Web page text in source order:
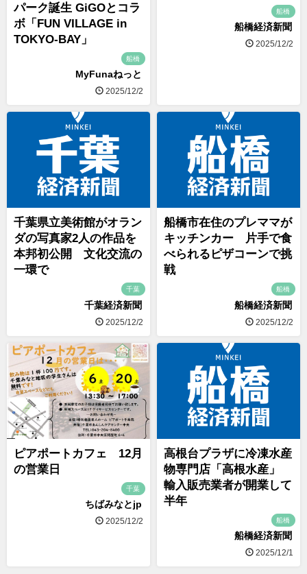
パーク誕生 GiGOとコラ
ボ「FUN VILLAGE in
TOKYO-BAY」
船橋
MyFunaねっと
2025/12/2
船橋
船橋経済新聞
2025/12/2
千葉県立美術館がオラン
ダの写真家2人の作品を
本邦初公開 文化交流の
一環で
千葉
千葉経済新聞
2025/12/2
船橋市在住のプレママが
キッチンカー 片手で食
べられるピザコーンで挑
戦
船橋
船橋経済新聞
2025/12/2
ピアポートカフェ 12月
の営業日
千葉
ちばみなとjp
2025/12/2
高根台プラザに冷凍水産
物専門店「高根水産」
輸入販売業者が開業して
半年
船橋
船橋経済新聞
2025/12/1